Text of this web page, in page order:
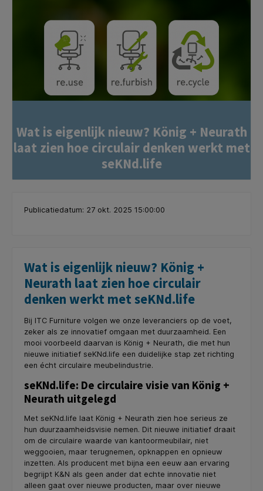
Wat is eigenlijk nieuw? König + Neurath
laat zien hoe circulair denken werkt met
seKNd.life
Publicatiedatum: 27 okt. 2025 15:00:00
Wat is eigenlijk nieuw? König +
Neurath laat zien hoe circulair
denken werkt met seKNd.life
Bij ITC Furniture volgen we onze leveranciers op de voet,
zeker als ze innovatief omgaan met duurzaamheid. Een
mooi voorbeeld daarvan is König + Neurath, die met hun
nieuwe initiatief seKNd.life een duidelijke stap zet richting
een écht circulaire meubelindustrie.
seKNd.life: De circulaire visie van König +
Neurath uitgelegd
Met seKNd.life laat König + Neurath zien hoe serieus ze
hun duurzaamheidsvisie nemen. Dit nieuwe initiatief draait
om de circulaire waarde van kantoormeubilair, niet
weggooien, maar terugnemen, opknappen en opnieuw
inzetten. Als producent met bijna een eeuw aan ervaring
begrijpt K&N als geen ander dat echte innovatie niet
alleen gaat over nieuwe producten, maar over nieuwe